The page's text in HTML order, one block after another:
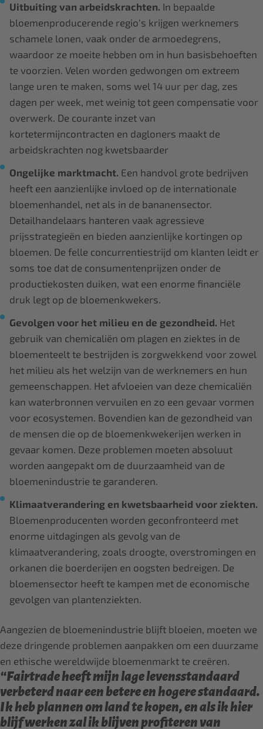
Uitbuiting van arbeidskrachten. In bepaalde
bloemenproducerende regio‘s krijgen werknemers
schamele lonen, vaak onder de armoedegrens,
waardoor ze moeite hebben om in hun basisbehoeften
te voorzien. Velen worden gedwongen om extreem
lange uren te maken, soms wel 14 uur per dag, zes
dagen per week, met weinig tot geen compensatie voor
overwerk. De courante inzet van
kortetermijncontracten en dagloners maakt de
arbeidskrachten nog kwetsbaarder
Ongelijke marktmacht. Een handvol grote bedrijven
heeft een aanzienlijke invloed op de internationale
bloemenhandel, net als in de bananensector.
Detailhandelaars hanteren vaak agressieve
prijsstrategieën en bieden aanzienlijke kortingen op
bloemen. De felle concurrentiestrijd om klanten leidt er
soms toe dat de consumentenprijzen onder de
productiekosten duiken, wat een enorme financiële
druk legt op de bloemenkwekers.
Gevolgen voor het milieu en de gezondheid. Het
gebruik van chemicaliën om plagen en ziektes in de
bloementeelt te bestrijden is zorgwekkend voor zowel
het milieu als het welzijn van de werknemers en hun
gemeenschappen. Het afvloeien van deze chemicaliën
kan waterbronnen vervuilen en zo een gevaar vormen
voor ecosystemen. Bovendien kan de gezondheid van
de mensen die op de bloemenkwekerijen werken in
gevaar komen. Deze problemen moeten absoluut
worden aangepakt om de duurzaamheid van de
bloemenindustrie te garanderen.
Klimaatverandering en kwetsbaarheid voor ziekten.
Bloemenproducenten worden geconfronteerd met
enorme uitdagingen als gevolg van de
klimaatverandering, zoals droogte, overstromingen en
orkanen die boerderijen en oogsten bedreigen. De
bloemensector heeft te kampen met de economische
gevolgen van plantenziekten.
Aangezien de bloemenindustrie blijft bloeien, moeten we
deze dringende problemen aanpakken om een duurzame
en ethische wereldwijde bloemenmarkt te creëren.
“Fairtrade heeft mijn lage levensstandaard
verbeterd naar een betere en hogere standaard.
Ik heb plannen om land te kopen, en als ik hier
blijf werken zal ik blijven profiteren van